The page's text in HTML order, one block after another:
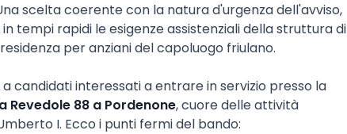
scelta coerente con la natura d'urgenza dell'avviso,
tempi rapidi le esigenze assistenziali della struttura di
per anziani del capoluogo friulano.
a candidati interessati a entrare in servizio presso la
Revedole 88 a Pordenone, cuore delle attività
I. Ecco i punti fermi del bando: